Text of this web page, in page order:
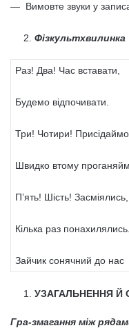
— Вимовте звуки у
Фізкультхвилинка
Раз! Два! Час вставати,
Будемо відпочивати.
Три! Чотири! Присідаймо,
Швидко втому
П’ять! Шість! Засміялись,
Кілька раз понахилялись.
Зайчик сонячний до нас
УЗАГАЛЬНЕННЯ Й
Гра-змагання між